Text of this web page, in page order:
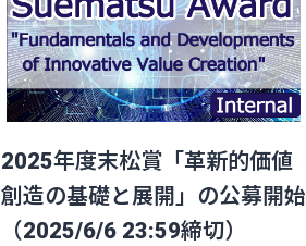
2025年度末松賞「革新的価値
創造の基礎と展開」の公募開始
（2025/6/6 23:59締切）